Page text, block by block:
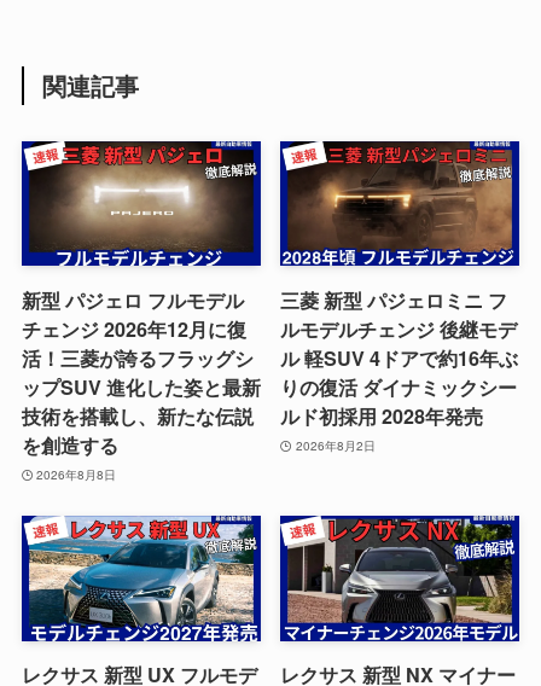
関連記事
新型 パジェロ フルモデル
チェンジ 2026年12月に復
活！三菱が誇るフラッグシ
ップSUV 進化した姿と最新
技術を搭載し、新たな伝説
を創造する
2026年8月8日
三菱 新型 パジェロミニ フ
ルモデルチェンジ 後継モデ
ル 軽SUV 4ドアで約16年ぶ
りの復活 ダイナミックシー
ルド初採用 2028年発売
2026年8月2日
レクサス 新型 UX フルモデ レクサス 新型 NX マイナー